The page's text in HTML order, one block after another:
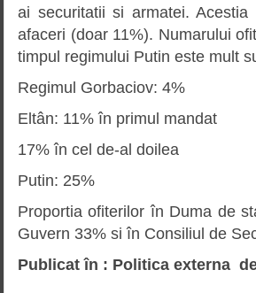
ai securitatii si armatei.
afaceri (doar 11%). Numarului
timpul regimului Putin este mult
Regimul Gorbaciov: 4%
Eltân: 11% în primul mandat
17% în cel de-al doilea
Putin: 25%
Proportia ofiterilor în Duma de
Guvern 33% si în Consiliul de
Publicat în : Politica externa